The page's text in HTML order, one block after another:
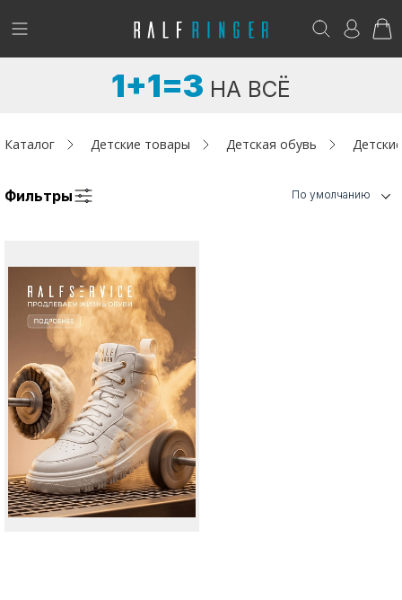
!
Женщинам
Капсула
Аутлет
Акции / Новости
Адреса магазинов
Возникли вопросы? - club@ralf.ru
1+1=3 НА ВСЁ
Каталог Детские товары Детская обувь
Фильтры По умолчанию